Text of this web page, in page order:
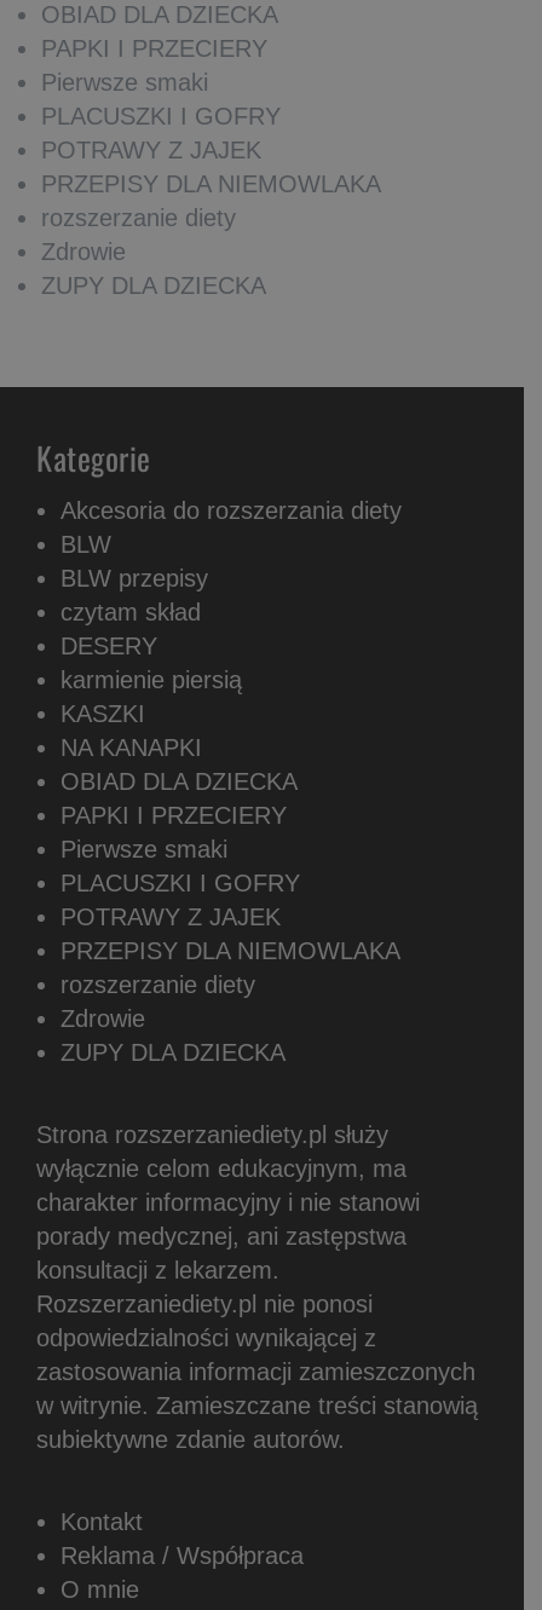
OBIAD DLA DZIECKA
PAPKI I PRZECIERY
Pierwsze smaki
PLACUSZKI I GOFRY
POTRAWY Z JAJEK
PRZEPISY DLA NIEMOWLAKA
rozszerzanie diety
Zdrowie
ZUPY DLA DZIECKA
Kategorie
Akcesoria do rozszerzania diety
BLW
BLW przepisy
czytam skład
DESERY
karmienie piersią
KASZKI
NA KANAPKI
OBIAD DLA DZIECKA
PAPKI I PRZECIERY
Pierwsze smaki
PLACUSZKI I GOFRY
POTRAWY Z JAJEK
PRZEPISY DLA NIEMOWLAKA
rozszerzanie diety
Zdrowie
ZUPY DLA DZIECKA
Strona rozszerzaniediety.pl służy
wyłącznie celom edukacyjnym, ma
charakter informacyjny i nie stanowi
porady medycznej, ani zastępstwa
konsultacji z lekarzem.
Rozszerzaniediety.pl nie ponosi
odpowiedzialności wynikającej z
zastosowania informacji zamieszczonych
w witrynie. Zamieszczane treści stanowią
subiektywne zdanie autorów.
Kontakt
Reklama / Współpraca
O mnie